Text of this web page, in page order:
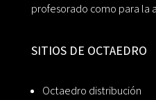
profesorado como para la
SITIOS DE OCTAEDRO
Octaedro distribución